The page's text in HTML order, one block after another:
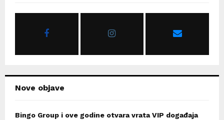
Nove objave
Bingo Group i ove godine otvara vrata VIP događaja